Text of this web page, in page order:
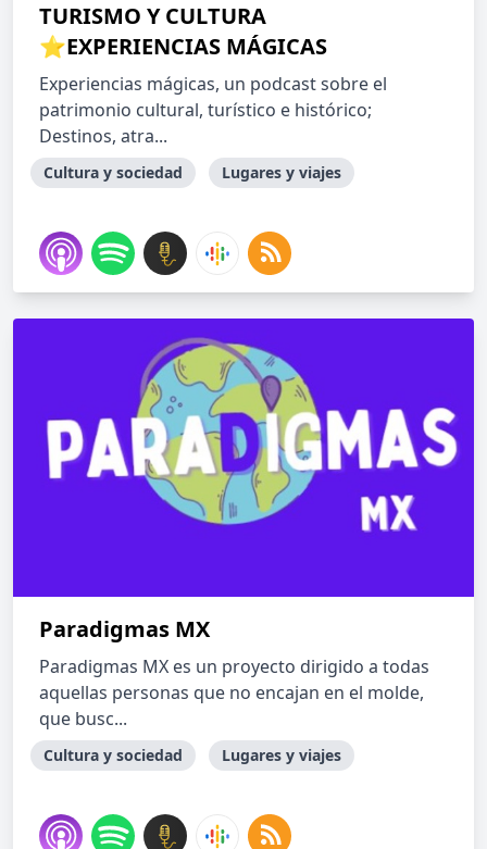
TURISMO Y CULTURA
⭐EXPERIENCIAS MÁGICAS
Experiencias mágicas, un podcast sobre el
patrimonio cultural, turístico e histórico;
Destinos, atra...
Cultura y sociedad Lugares y viajes
Paradigmas MX
Paradigmas MX es un proyecto dirigido a todas
aquellas personas que no encajan en el molde,
que busc...
Cultura y sociedad Lugares y viajes